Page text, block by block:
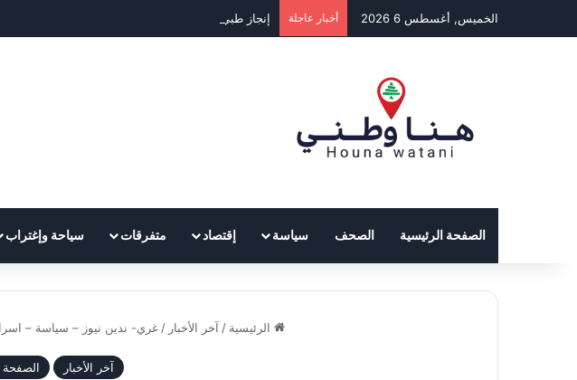
الخميس, أغسطس 6 2026 أخبار عاجلة إنجاز طبي استثنائي ينقذ حياة مولود خديج بوزن 800 غرام!
الصفحة الرئيسية الصحف سياسة إقتصاد متفرقات سياحة وإغتراب
الرئيسية / آخر الأخبار / غري- ندين نيوز – سياسة – اسرار الصحف
آخر الأخبار الصفحة